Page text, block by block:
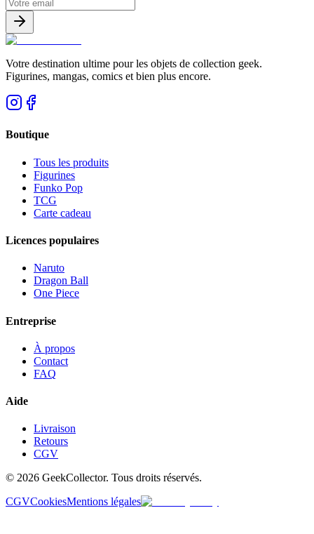
Votre destination ultime pour les objets de collection geek.
Figurines, mangas, comics et bien plus encore.
Boutique
Tous les produits
Figurines
Funko Pop
TCG
Carte cadeau
Licences populaires
Naruto
Dragon Ball
One Piece
Entreprise
À propos
Contact
FAQ
Aide
Livraison
Retours
CGV
© 2026 GeekCollector. Tous droits réservés.
CGVCookiesMentions légales